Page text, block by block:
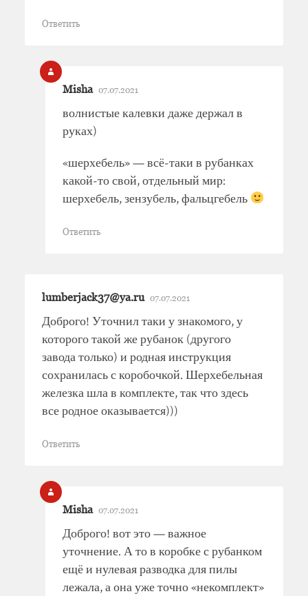
Ответить
Misha 07.07.2021
волнистые калевки даже держал в
руках)
«шерхебель» — всё-таки в рубанках
какой-то свой, отдельный мир:
шерхебель, зензубель, фальцгебель
Ответить
lumberjack37@ya.ru 07.07.2021
Доброго! Уточнил таки у знакомого, у
которого такой же рубанок (другого
завода только) и родная инструкция
сохранилась с коробочкой. Шерхебельная
железка шла в комплекте, так что здесь
все родное оказывается)))
Ответить
Misha 07.07.2021
Доброго! вот это — важное
уточнение. А то в коробке с рубанком
ещё и нулевая разводка для пилы
лежала, а она уже точно «некомплект»